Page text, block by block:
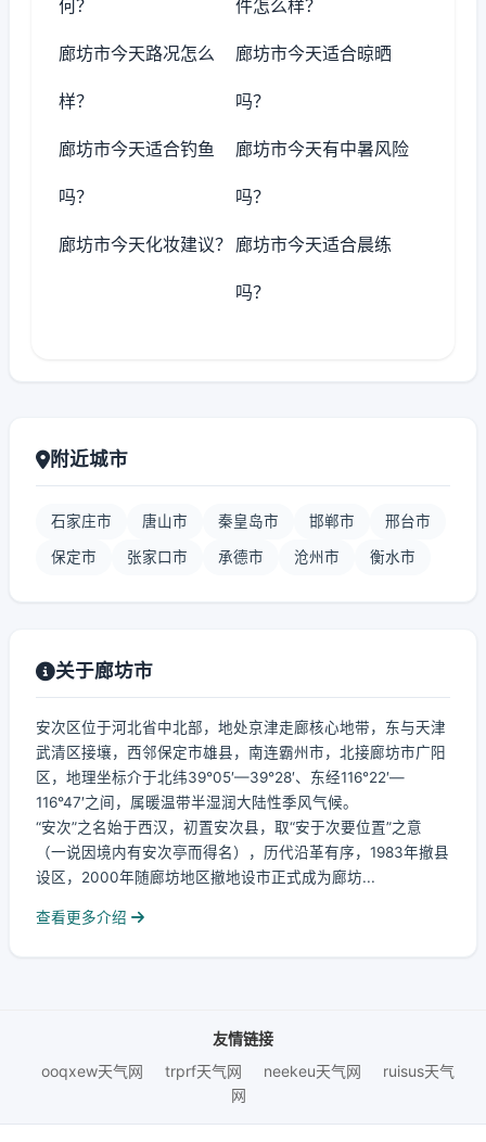
何？ 件怎么样？
廊坊市今天路况怎么
样？
廊坊市今天适合晾晒
吗？
廊坊市今天适合钓鱼
吗？
廊坊市今天有中暑风险
吗？
廊坊市今天化妆建议？ 廊坊市今天适合晨练
吗？
附近城市
石家庄市 唐山市 秦皇岛市 邯郸市 邢台市
保定市 张家口市 承德市 沧州市 衡水市
关于廊坊市
安次区位于河北省中北部，地处京津走廊核心地带，东与天津
武清区接壤，西邻保定市雄县，南连霸州市，北接廊坊市广阳
区，地理坐标介于北纬39°05′—39°28′、东经116°22′—
116°47′之间，属暖温带半湿润大陆性季风气候。
“安次”之名始于西汉，初置安次县，取“安于次要位置”之意
（一说因境内有安次亭而得名），历代沿革有序，1983年撤县
设区，2000年随廊坊地区撤地设市正式成为廊坊...
查看更多介绍
友情链接
ooqxew天气网
trprf天气网 neekeu天气网
ruisus天气
网